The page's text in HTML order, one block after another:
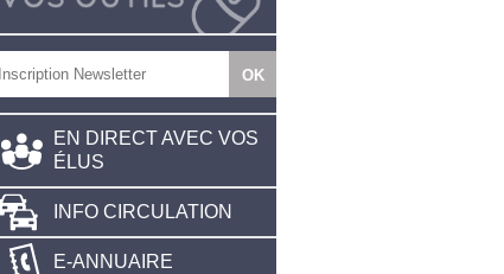
EN DIRECT AVEC VOS
ÉLUS
INFO CIRCULATION
E-ANNUAIRE